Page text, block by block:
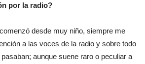
por la radio?
desde muy niño, siempre me
a las voces de la radio y sobre todo
aunque suene raro o peculiar a